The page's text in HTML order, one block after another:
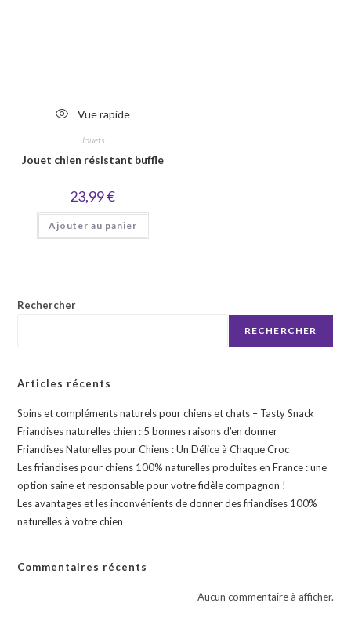
Vue rapide
Jouets
Jouet chien résistant buffle
23,99€
Ajouter au panier
Rechercher
RECHERCHER
Articles récents
Soins et compléments naturels pour chiens et chats – Tasty Snack
Friandises naturelles chien : 5 bonnes raisons d’en donner
Friandises Naturelles pour Chiens : Un Délice à Chaque Croc
Les friandises pour chiens 100% naturelles produites en France : une
option saine et responsable pour votre fidèle compagnon !
Les avantages et les inconvénients de donner des friandises 100%
naturelles à votre chien
Commentaires récents
Aucun commentaire à afficher.